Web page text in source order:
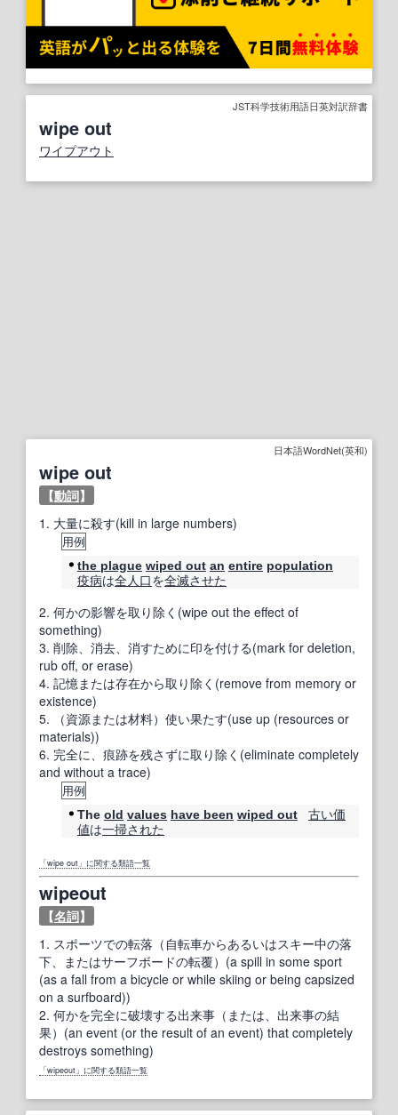
JST科学技術用語日英対訳辞書
wipe out
ワイプアウト
日本語WordNet(英和)
wipe out
【動詞】
1. 大量に殺す(kill in large numbers)
用例
the plague wiped out an entire population
疫病は全人 口を全滅させた
2. 何かの影響を取り除く(wipe out the effect of
something)
3. 削除、消去、消すために印を付ける(mark for deletion,
rub off, or erase)
4. 記憶または存在から取り除く(remove from memory or
existence)
5. （資源または材料）使い果たす(use up (resources or
materials))
6. 完全に、痕跡を残さずに取り除く(eliminate completely
and without a trace)
用例
The old values have been wiped out 古い価
値は一掃された
「wipe out」に関する類語一覧
wipeout
【名詞】
1. スポーツでの転落（自転車からあるいはスキー中の落
下、またはサーフボードの転覆）(a spill in some sport
(as a fall from a bicycle or while skiing or being capsized
on a surfboard))
2. 何かを完全に破壊する出来事（または、出来事の結
果）(an event (or the result of an event) that completely
destroys something)
「wipeout」に関する類語一覧